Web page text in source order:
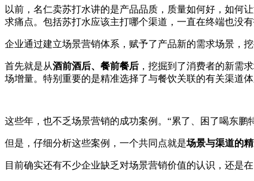
以前，名仁卖苏打水讲的是产品品质，质量如何好，如何
求痛点。包括苏打水应该主打哪个渠道，一直在终端也没
企业通过建立场景营销体系，赋予了产品新的需求场景，
首先就是从酒前酒后、餐前餐后 ，挖掘到了消费者的新需
场增量。特别重要的是精准选择了与餐饮关联的有关渠道
这些年，也不乏场景营销的成功案例。 “累了、困了喝东鹏
但是，仔细分析这些案例，一个共同点就是场景与渠道的
目前确实还有不少企业缺乏对场景营销价值的认识，还是